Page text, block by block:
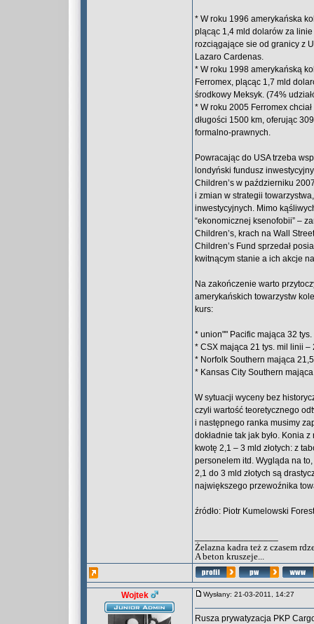
* W roku 1996 amerykańska
plącąc 1,4 mld dolarów za
rozciągające sie od granicy z
Lazaro Cardenas.
* W roku 1998 amerykańską
Ferromex, plącąc 1,7 mld
środkowy Meksyk. (74%
* W roku 2005 Ferromex
długości 1500 km, oferując
formalno-prawnych.
Powracając do USA trzeba
londyński fundusz
Children’s w październiku
i zmian w strategii
inwestycyjnych. Mimo
“ekonomicznej ksenofobii” –
Children’s, krach na Wall
Children’s Fund sprzedał
kwitnącym stanie a ich akcje
Na zakończenie warto
amerykańskich towarzystw
kurs:
* union"" Pacific mająca 32
* CSX mająca 21 tys. mil linii –
* Norfolk Southern mająca
* Kansas City Southern
W sytuacji wyceny bez
czyli wartość teoretycznego
i następnego ranka musimy
dokładnie tak jak było. Konia
kwotę 2,1 – 3 mld złotych: z
personelem itd. Wygląda na
2,1 do 3 mld złotych są
największego przewoźnika
źródło: Piotr Kumelowski
Żelazna kadra też z czasem
A beton kruszeje...
Wojtek Wysłany: 21-03-2011, 14:27
Rusza prywatyzacja PKP